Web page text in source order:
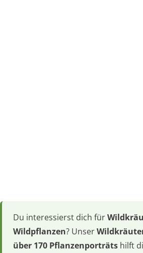
Du interessierst dich für
Wildpflanzen? Unser
über 170 Pflanzenporträts hilft